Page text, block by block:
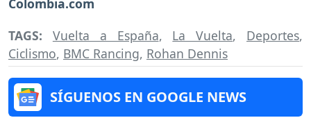
TAGS: Vuelta a España, La Vuelta, Deportes,
Ciclismo, BMC Rancing, Rohan Dennis
SÍGUENOS EN GOOGLE NEWS